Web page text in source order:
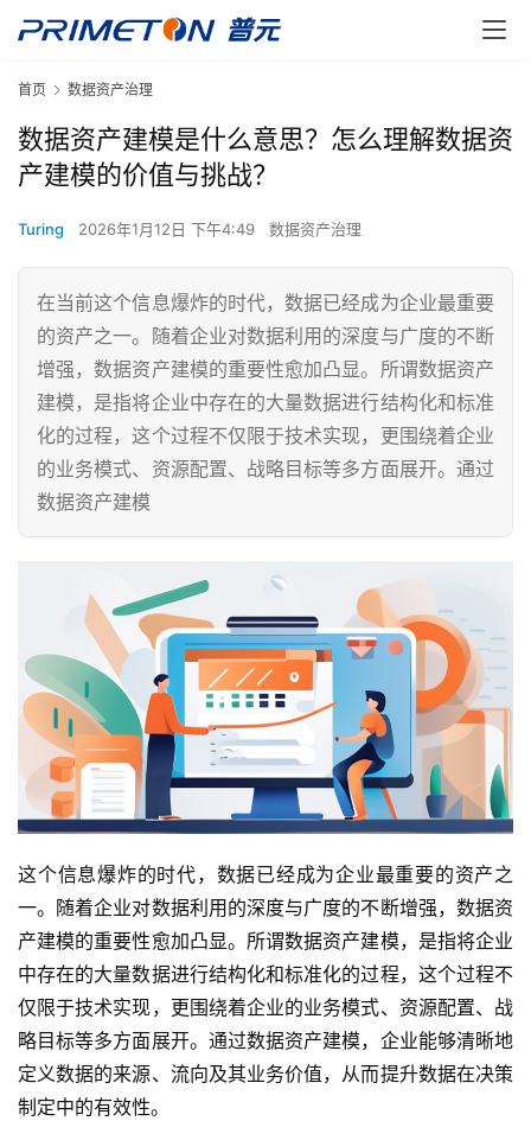
首页 数据资产治理
数据资产建模是什么意思？怎么理解数据资
产建模的价值与挑战？
Turing 2026年1月12日 下午4:49 数据资产治理
在当前这个信息爆炸的时代，数据已经成为企业最重要
的资产之一。随着企业对数据利用的深度与广度的不断
增强，数据资产建模的重要性愈加凸显。所谓数据资产
建模，是指将企业中存在的大量数据进行结构化和标准
化的过程，这个过程不仅限于技术实现，更围绕着企业
的业务模式、资源配置、战略目标等多方面展开。通过
数据资产建模
这个信息爆炸的时代，数据已经成为企业最重要的资产之
一。随着企业对数据利用的深度与广度的不断增强，数据资
产建模的重要性愈加凸显。所谓数据资产建模，是指将企业
中存在的大量数据进行结构化和标准化的过程，这个过程不
仅限于技术实现，更围绕着企业的业务模式、资源配置、战
略目标等多方面展开。通过数据资产建模，企业能够清晰地
定义数据的来源、流向及其业务价值，从而提升数据在决策
制定中的有效性。